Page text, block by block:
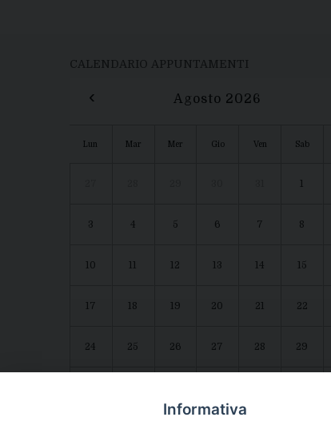
CALENDARIO APPUNTAMENTI
‹ Agosto 2026
Lun Mar Mer Gio Ven Sab
1
3 4 5 6 7 8
10 11 12 13 14 15
17 18 19 20 21 22
24 25 26 27 28 29
Agenda diocesana
Informativa